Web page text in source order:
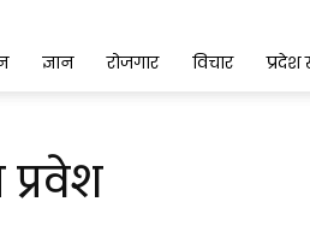
ज्ञान रोजगार विचार प्रदेश